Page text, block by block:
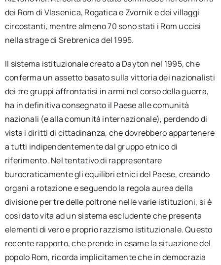
dei Rom di Vlasenica, Rogatica e Zvornik e dei villaggi
circostanti, mentre almeno 70 sono stati i Rom uccisi
nella strage di Srebrenica del 1995.
Il sistema istituzionale creato a Dayton nel 1995, che
conferma un assetto basato sulla vittoria dei nazionalisti
dei tre gruppi affrontatisi in armi nel corso della guerra,
ha in definitiva consegnato il Paese alle comunità
nazionali (e alla comunità internazionale), perdendo di
vista i diritti di cittadinanza, che dovrebbero appartenere
a tutti indipendentemente dal gruppo etnico di
riferimento. Nel tentativo di rappresentare
burocraticamente gli equilibri etnici del Paese, creando
organi a rotazione e seguendo la regola aurea della
divisione per tre delle poltrone nelle varie istituzioni, si è
così dato vita ad un sistema escludente che presenta
elementi di vero e proprio razzismo istituzionale. Questo
recente rapporto, che prende in esame la situazione del
popolo Rom, ricorda implicitamente che in democrazia